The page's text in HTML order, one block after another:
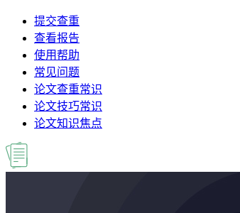
提交查重
查看报告
使用帮助
常见问题
论文查重常识
论文技巧常识
论文知识焦点